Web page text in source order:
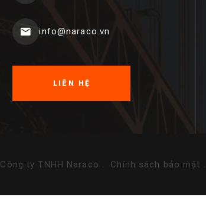
info@naraco.vn
LIÊN HỆ
Công ty TNHH Naraco . Chính sách bảo mật .